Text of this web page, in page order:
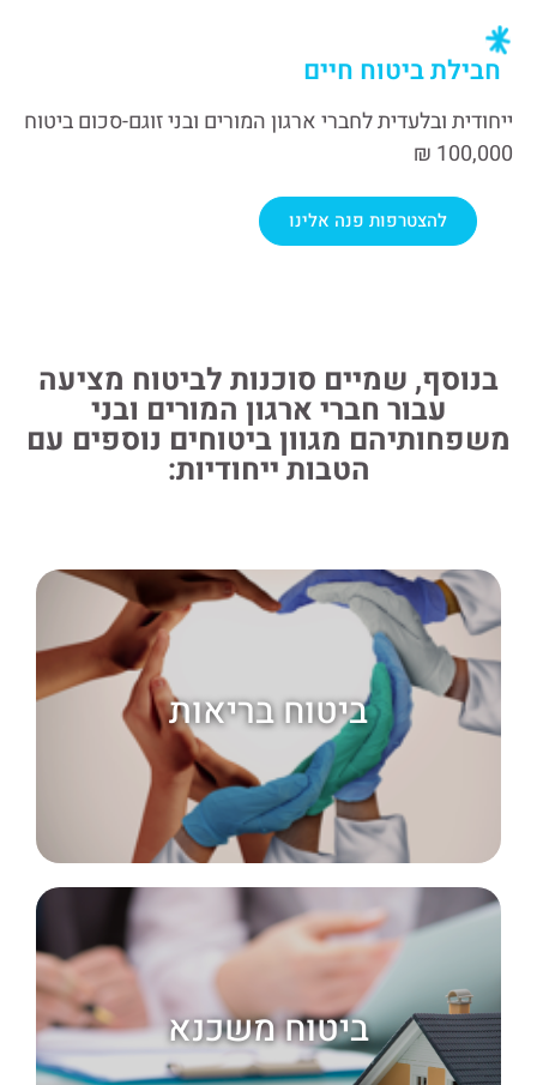
חבילת ביטוח חיים
ייחודית ובלעדית לחברי ארגון המורים ובני זוגם-סכום ביטוח
100,000 ₪
להצטרפות פנה אלינו
בנוסף, שמיים סוכנות לביטוח מציעה
עבור חברי ארגון המורים ובני
משפחותיהם מגוון ביטוחים נוספים עם
הטבות ייחודיות:
ביטוח בריאות
ביטוח בריאות
ביטוח משכנא
ביטוח
רכב